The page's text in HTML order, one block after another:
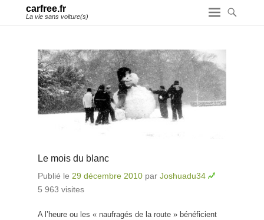
carfree.fr
La vie sans voiture(s)
Le mois du blanc
Publié le 29 décembre 2010 par Joshuadu34
5 963 visites
A l’heure ou les « naufragés de la route » bénéficient